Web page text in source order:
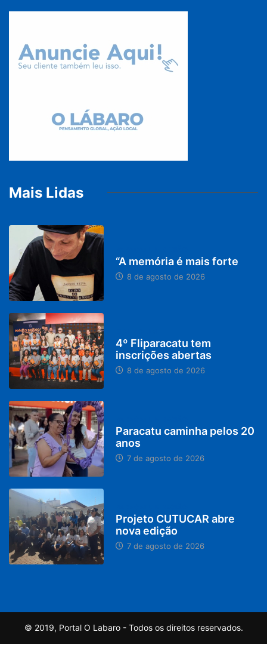
Mais Lidas
“A memória é mais forte
8 de agosto de 2026
4º Fliparacatu tem
inscrições abertas
8 de agosto de 2026
Paracatu caminha pelos 20
anos
7 de agosto de 2026
Projeto CUTUCAR abre
nova edição
7 de agosto de 2026
© 2019, Portal O Labaro - Todos os direitos reservados.